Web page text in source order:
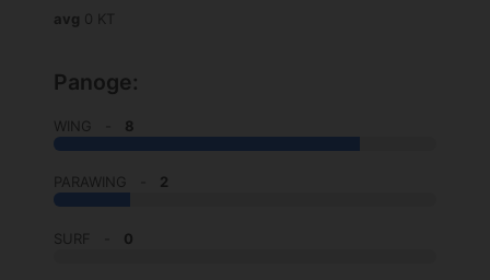
avg 0 KT
Panoge:
WING - 8
PARAWING - 2
SURF - 0